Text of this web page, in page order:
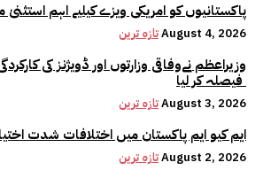
پاکستانیوں کو امریکی ویزے کیلیے اہم استثنیٰ
تازہ ترینAugust 4, 2026
وزیراعظم نےوفاقی وزارتوں اور ڈویژنز کی
تازہ ترینAugust 3, 2026
ایم کیو ایم پاکستان میں اختلافات شدت
تازہ ترینAugust 2, 2026